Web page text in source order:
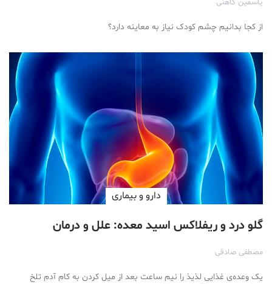
یاسمین کاهنی
از کجا بدانیم چشم کودک نیاز به معاینه‌ دارد؟
دارو‌ و بیماری
گلو درد و ریفلاکس اسید معده: علل و درمان
مصطفی صادقی
یک وعده‌ی غذایی لذیذ را نیم ساعت بعد از میل کردن به کام آدم تلخ